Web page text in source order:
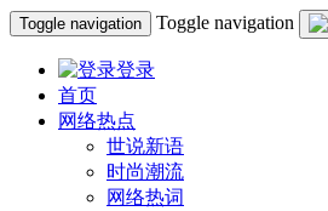
Toggle navigation Toggle navigation
登录
首页
网络热点
世说新语
时尚潮流
网络热词